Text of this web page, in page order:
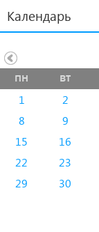
Календарь
пн вт
1 2
8
9
15
16
22
23
29
30